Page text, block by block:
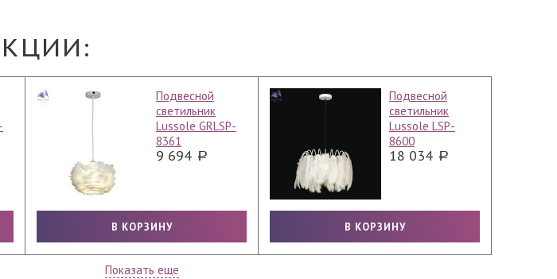
Подвесной
светильник
Lussole GRLSP-
8361
9 694
Подвесной
светильник
Lussole LSP-
8600
18 034
Показать еще